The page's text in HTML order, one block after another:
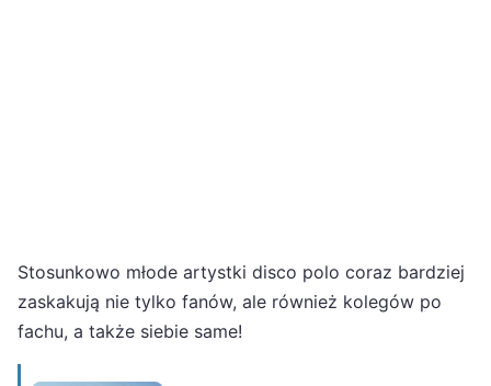
Stosunkowo młode artystki disco polo coraz bardziej
zaskakują nie tylko fanów, ale również kolegów po
fachu, a także siebie same!